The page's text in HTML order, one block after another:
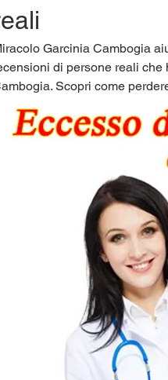
Garcinia Cambogia
di persone reali
Scopri come